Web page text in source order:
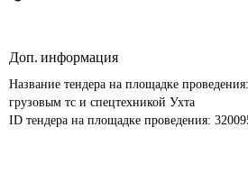
Доп. информация
Название тендера на площадке проведения:
грузовым тс и спецтехникой Ухта
ID тендера на площадке проведения: